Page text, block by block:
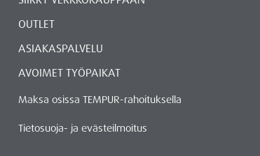
OUTLET
ASIAKASPALVELU
AVOIMET TYÖPAIKAT
Maksa osissa TEMPUR-rahoituksella
Tietosuoja- ja evästeilmoitus